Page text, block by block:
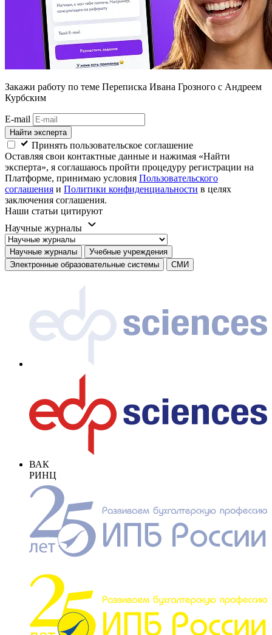
Закажи работу по теме Переписка Ивана Грозного с Андреем
Курбским
E-mail
Найти эксперта
Принять пользовательское соглашение
Оставляя свои контактные данные и нажимая «Найти
эксперта», я соглашаюсь пройти процедуру регистрации на
Платформе, принимаю условия Пользовательского
соглашения и Политики конфиденциальности в целях
заключения соглашения.
Наши статьи цитируют
Научные журналы
Научные журналы
Учебные учреждения
Электронные образовательные системы
СМИ
ВАК
РИНЦ